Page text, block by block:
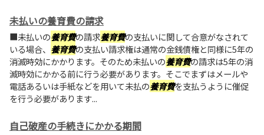
未払いの養育費の請求
■未払いの養育費の請求養育費の支払いに関して合意がなされて
いる場合、 養育費の支払い請求権は通常の金銭債権と同様に5年の
消滅時効にかかります。そのため未払いの養育費の請求は5年の消
滅時効にかかる前に行う必要があります。そこでまずはメールや
電話あるいは手紙などを用いて未払の養育費を支払うように催促
を行う必要があります...
自己破産の手続きにかかる期間